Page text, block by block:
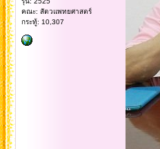
คณะ: สัตวแพทยศาสตร์
กระทู้: 10,307